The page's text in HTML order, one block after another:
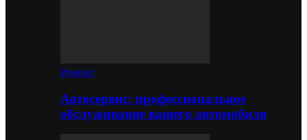
Ремонт
Автосервис: профессиональное
обслуживание вашего автомобиля